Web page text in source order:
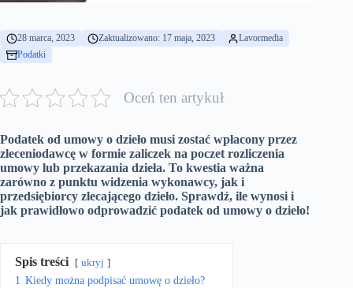
28 marca, 2023 Zaktualizowano: 17 maja, 2023
Lavormedia
Podatki
Oceń ten artykuł
Podatek od umowy o dzieło musi zostać wpłacony przez
zleceniodawcę w formie zaliczek na poczet rozliczenia
umowy lub przekazania dzieła. To kwestia ważna
zarówno z punktu widzenia wykonawcy, jak i
przedsiębiorcy zlecającego dzieło. Sprawdź, ile wynosi i
jak prawidłowo odprowadzić podatek od umowy o dzieło!
Spis treści ukryj
1 Kiedy można podpisać umowę o dzieło?